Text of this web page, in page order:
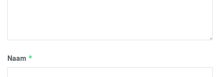
Naam *